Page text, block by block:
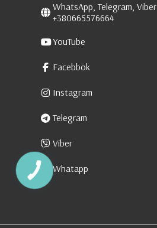
WhatsApp, Telegram, Viber
+380665576664
YouTube
Facebbok
Instagram
Telegram
Viber
Whatapp
КНОПКА
ЗВ'ЯЗКУ